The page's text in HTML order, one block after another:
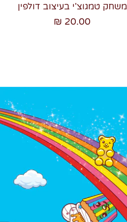
משחק טמגוצ'י בעיצוב דולפין
20.00 ₪